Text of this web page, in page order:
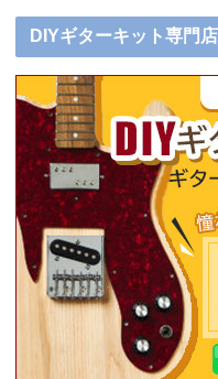
DIYギターキット専門店